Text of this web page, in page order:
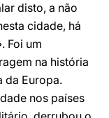
disto, a não
cidade, há
Foi um
na história
da Europa.
nos países